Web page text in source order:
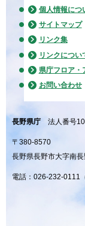
個人情報につ
サイトマップ
リンク集
リンクについ
県庁フロア・
お問い合わせ
長野県庁 法人番号
〒380-8570
長野県長野市大字南
電話：026-232-0111